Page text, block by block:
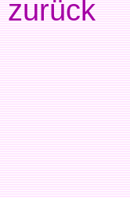
zurück